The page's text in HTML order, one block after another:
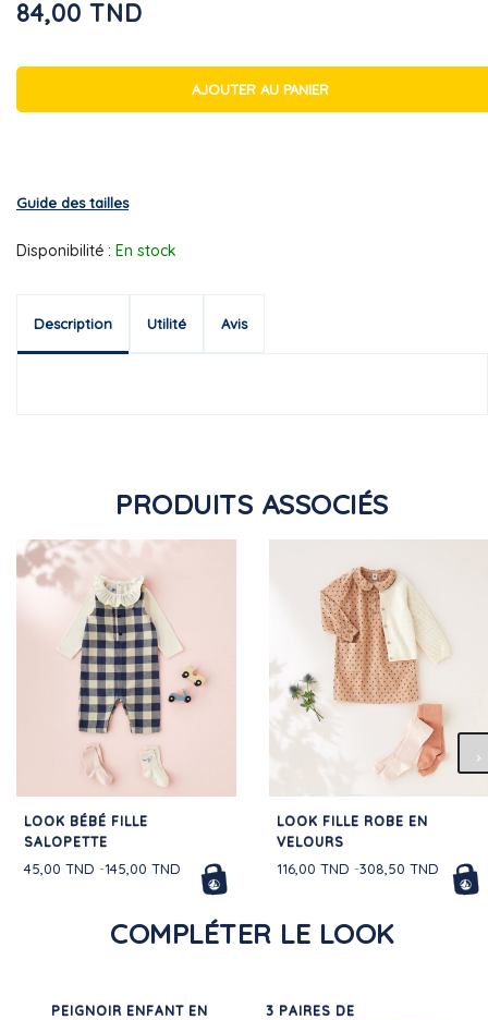
84,00 TND
AJOUTER AU PANIER
Guide des tailles
Disponibilité : En stock
Description Utilité Avis
PRODUITS ASSOCIÉS
LOOK BÉBÉ FILLE
SALOPETTE
45,00 TND 145,00 TND
LOOK FILLE ROBE EN
VELOURS
116,00 TND 308,50 TND
COMPLÉTER LE LOOK
PEIGNOIR ENFANT EN
3 PAIRES DE